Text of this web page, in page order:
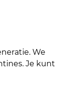
We
Je kunt